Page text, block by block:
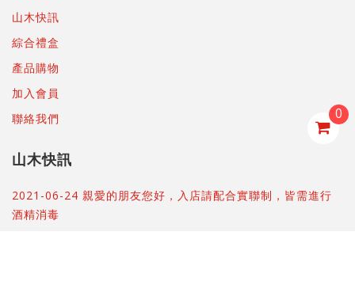
0
山木快訊
綜合禮盒
產品購物
加入會員
聯絡我們
山木快訊
2021-06-24 親愛的朋友您好，入店請配合實聯制，皆需進行
酒精消毒